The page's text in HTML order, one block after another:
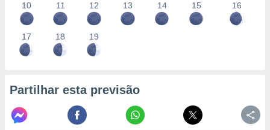
10 11 12 13 14 15 16
17 18 19
Partilhar esta previsão